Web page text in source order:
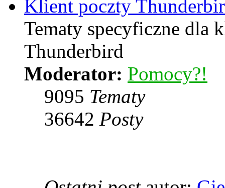
Klient poczty
Tematy specyficzne dla
Thunderbird
Moderator: Pomocy?!
9095 Tematy
36642 Posty